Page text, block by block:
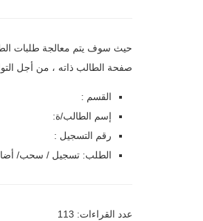
حيث سوف يتم معالجة طلبات
صفحة الطالب ذاته ، من أجل
القسم :
إسم الطالب/ة:
رقم التسجيل :
الطلب: تسجيل / سحب/
عدد القراءات: 113